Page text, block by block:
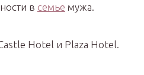
в семье мужа.
Hotel и Plaza Hotel.